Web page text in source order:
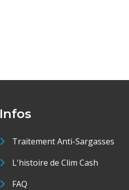
Infos
Traitement Anti-Sargasses
L'histoire de Clim Cash
FAQ